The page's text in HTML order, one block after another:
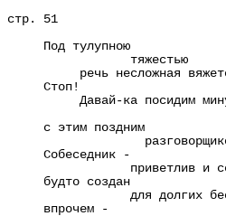
стр. 51
Под тулупною
тяжестью
речь несложная
Стоп!
Давай-ка посидим
с
с этим поздним
разговорщиком
Собеседник -
приветлив и
будто создан
для долгих
впрочем -